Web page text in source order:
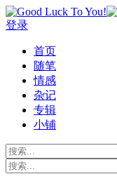
登录
首页
随笔
情感
杂记
专辑
小铺